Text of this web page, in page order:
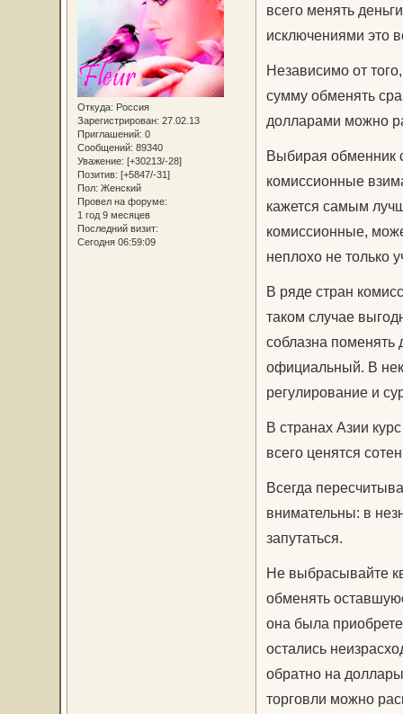
Откуда: Россия
Зарегистрирован: 27.02.13
Приглашений: 0
Сообщений: 89340
Уважение: [+30213/-28]
Позитив: [+5847/-31]
Пол: Женский
Провел на форуме:
1 год 9 месяцев
Последний визит:
Сегодня 06:59:09
всего менять
исключениями это
Независимо от
сумму обменять
долларами можно
Выбирая обменник
комиссионные
кажется самым
комиссионные,
неплохо не только
В ряде стран
таком случае
соблазна поменять
официальный. В
регулирование и
В странах Азии
всего ценятся
Всегда
внимательны: в
запутаться.
Не выбрасывайте
обменять
она была
остались
обратно на
торговли можно